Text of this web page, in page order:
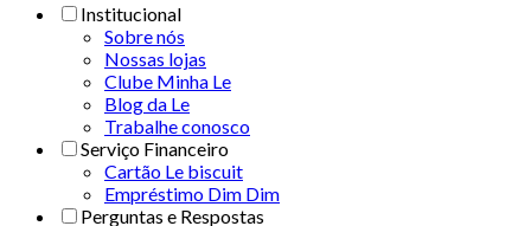
Institucional
Sobre nós
Nossas lojas
Clube Minha Le
Blog da Le
Trabalhe conosco
Serviço Financeiro
Cartão Le biscuit
Empréstimo Dim Dim
Perguntas e Respostas